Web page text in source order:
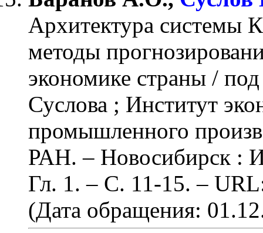
Архитектура
методы
экономике страны /
Суслова ; Институт
промышленного
РАН. – Новосибирск
Гл. 1. – С. 11-15. –
(Дата обращения: